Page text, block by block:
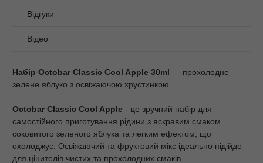
Відгуки
Відео
Набір Octobar Classic Cool Apple 30ml — прохолодне
зелене яблуко з освіжаючою хрустинкою
Octobar Classic Cool Apple - це зручний набір для
самостійного приготування рідини з яскравим смаком
соковитого зеленого яблука та легким ефектом, що
охолоджує. Освіжаючий та фруктовий мікс ідеально підійде
для цінителів чистих та прохолодних смаків.